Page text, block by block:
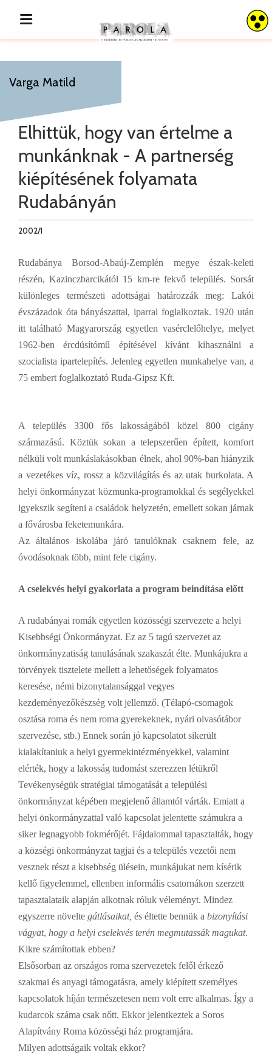
Varga Matild
Elhittük, hogy van értelme a
munkánknak - A partnerség
kiépítésének folyamata
Rudabányán
2002/1
Rudabánya Borsod-Abaúj-Zemplén megye észak-keleti
részén, Kazinczbarcikától 15 km-re fekvő település. Sorsát
különleges természeti adottságai határozzák meg: Lakói
évszázadok óta bányászattal, iparral foglalkoztak. 1920 után
itt található Magyarország egyetlen vasérclelőhelye, melyet
1962-ben ércdúsítómű építésével kívánt kihasználni a
szocialista ipartelepítés. Jelenleg egyetlen munkahelye van, a
75 embert foglalkoztató Ruda-Gipsz Kft.
A település 3300 fős lakosságából közel 800 cigány
származású. Köztük sokan a telepszerűen épített, komfort
nélküli volt munkáslakásokban élnek, ahol 90%-ban hiányzik
a vezetékes víz, rossz a közvilágítás és az utak burkolata. A
helyi önkormányzat közmunka-programokkal és segélyekkel
igyekszik segíteni a családok helyzetén, emellett sokan járnak
a fővárosba feketemunkára.
Az általános iskolába járó tanulóknak csaknem fele, az
óvodásoknak több, mint fele cigány.
A cselekvés helyi gyakorlata a program beindítása előtt
A rudabányai romák egyetlen közösségi szervezete a helyi
Kisebbségi Önkormányzat. Ez az 5 tagú szervezet az
önkormányzatiság tanulásának szakaszát élte. Munkájukra a
törvények tisztelete mellett a lehetőségek folyamatos
keresése, némi bizonytalansággal vegyes
kezdeményezőkészség volt jellemző. (Télapó-csomagok
osztása roma és nem roma gyerekeknek, nyári olvasótábor
szervezése, stb.) Ennek során jó kapcsolatot sikerült
kialakítaniuk a helyi gyermekintézményekkel, valamint
elérték, hogy a lakosság tudomást szerezzen létükről
Tevékenységük stratégiai támogatását a települési
önkormányzat képében megjelenő államtól várták. Emiatt a
helyi önkormányzattal való kapcsolat jelentette számukra a
siker legnagyobb fokmérőjét. Fájdalommal tapasztalták, hogy
a községi önkormányzat tagjai és a település vezetői nem
vesznek részt a kisebbség ülésein, munkájukat nem kísérik
kellő figyelemmel, ellenben informális csatornákon szerzett
tapasztalataik alapján alkotnak róluk véleményt. Mindez
egyszerre növelte gátlásaikat, és éltette bennük a bizonyítási
vágyat, hogy a helyi cselekvés terén megmutassák magukat.
Kikre számítottak ebben?
Elsősorban az országos roma szervezetek felől érkező
szakmai és anyagi támogatásra, amely kiépített személyes
kapcsolatok híján természetesen nem volt erre alkalmas. Így a
kudarcok száma csak nőtt. Ekkor jelentkeztek a Soros
Alapítvány Roma közösségi ház programjára.
Milyen adottságaik voltak ekkor?